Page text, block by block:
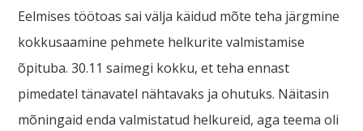
Eelmises töötoas sai välja käidud mõte teha järgmine
kokkusaamine pehmete helkurite valmistamise
õpituba. 30.11 saimegi kokku, et teha ennast
pimedatel tänavatel nähtavaks ja ohutuks. Näitasin
mõningaid enda valmistatud helkureid, aga teema oli